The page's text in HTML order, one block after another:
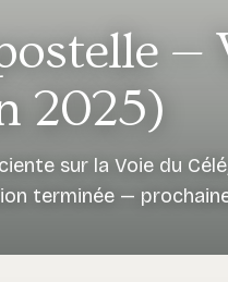
—
2025)
sur la Voie du
terminée —